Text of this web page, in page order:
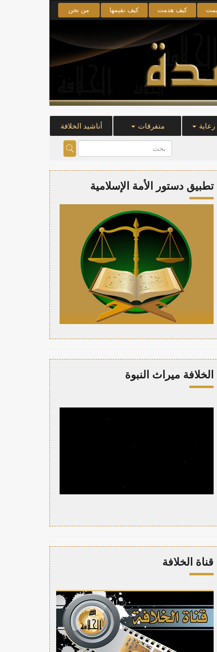
كيف هدمت كيف نقيمها من نحن
متفرقات أناشيد الخلافة
تطبيق دستور الأمة الإسلامية
الخلافة ميراث النبوة
قناة الخلافة